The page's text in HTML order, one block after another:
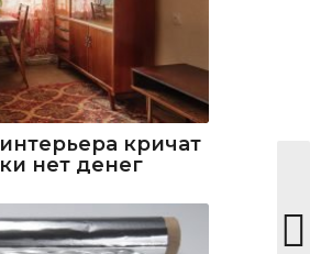
кричат
нет денег